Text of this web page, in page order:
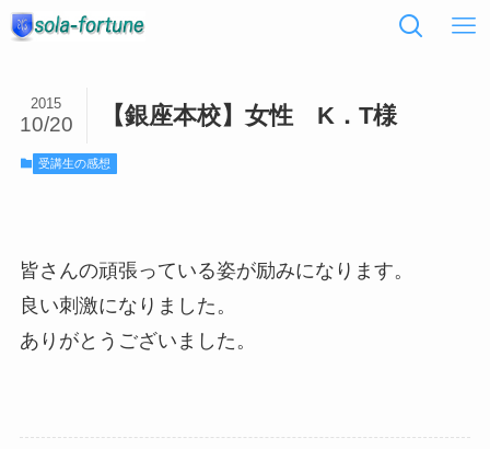
【銀座本校】女性 K．T様
2015
10/20
受講生の感想
皆さんの頑張っている姿が励みになります。
良い刺激になりました。
ありがとうございました。